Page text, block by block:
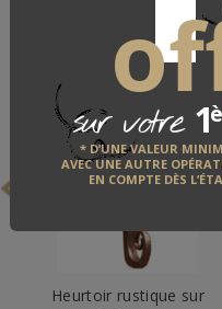
sur votre 1
* D’UNE VALEUR
AVEC UNE AUTRE
EN COMPTE DÈS
Heurtoir rustique sur